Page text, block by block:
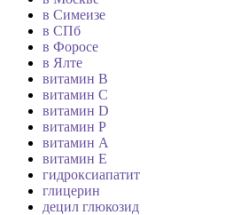
в Симеизе
в СПб
в Форосе
в Ялте
витамин B
витамин C
витамин D
витамин P
витамин А
витамин Е
гидроксиапатит
глицерин
децил глюкозид